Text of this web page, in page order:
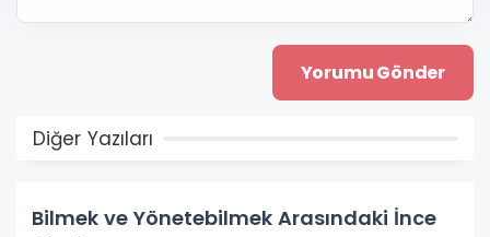
Diğer Yazıları
Bilmek ve Yönetebilmek Arasındaki İnce